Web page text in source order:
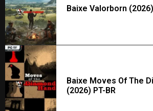
Baixe Valorborn
Baixe Moves Of The
(2026) PT-BR